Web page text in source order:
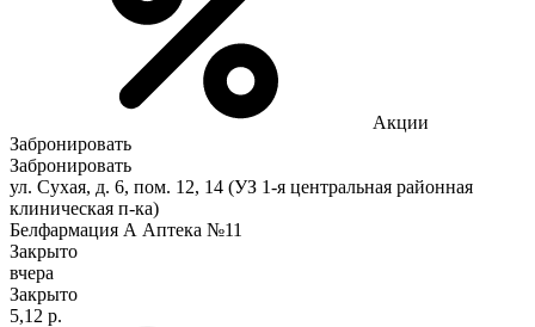
Акции
Забронировать
Забронировать
ул. Сухая, д. 6, пом. 12, 14 (УЗ 1-я центральная районная
клиническая п-ка)
Белфармация А Аптека №11
Закрыто
вчера
Закрыто
5,12 р.